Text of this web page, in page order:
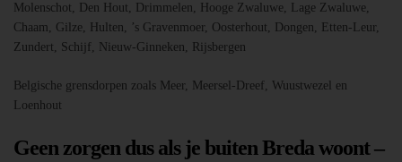
Molenschot, Den Hout, Drimmelen, Hooge Zwaluwe, Lage Zwaluwe,
Chaam, Gilze, Hulten, ’s Gravenmoer, Oosterhout, Dongen, Etten-Leur,
Zundert, Schijf, Nieuw-Ginneken, Rijsbergen
Belgische grensdorpen zoals Meer, Meersel-Dreef, Wuustwezel en
Loenhout
Geen zorgen dus als je buiten Breda woont –